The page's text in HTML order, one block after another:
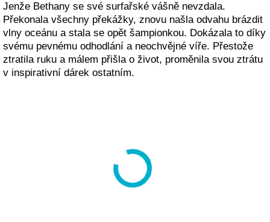
Jenže Bethany se své surfařské vášně nevzdala.
Překonala všechny překážky, znovu našla odvahu brázdit
vlny oceánu a stala se opět šampionkou. Dokázala to díky
svému pevnému odhodlání a neochvějné víře. Přestože
ztratila ruku a málem přišla o život, proměnila svou ztrátu
v inspirativní dárek ostatním.